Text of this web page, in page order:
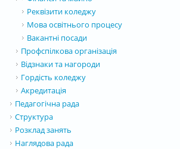
Реквізити коледжу
Мова освітнього процесу
Вакантні посади
Профспілкова організація
Відзнаки та нагороди
Гордість коледжу
Акредитація
Педагогічна рада
Структура
Розклад занять
Наглядова рада